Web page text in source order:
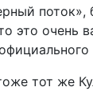
это
тот же